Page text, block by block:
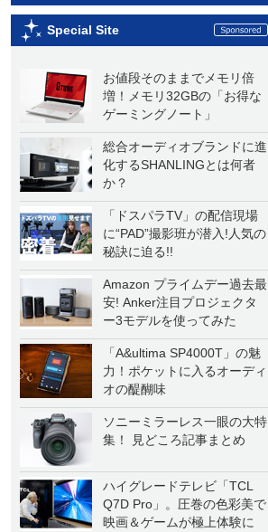
Special Site
お値段そのままでメモリ倍
増！メモリ32GBの「お得な
ゲーミングノート」
総合オーディオブランドに進
化するSHANLINGとは何者
か？
「ドスパラTV」の配信現場
に“PAD”撮影班が潜入!人気の
秘訣に迫る!!
Amazon プライムデー過去最
安! Anker注目プロジェクタ
ー3モデルを使ってみた
「A&ultima SP4000T」の魅
力！ポケットに入るオーディ
オの醍醐味
ソニーミラーレス一眼の大特
集！ 見どころ記事まとめ
ハイグレードテレビ「TCL
Q7D Pro」。圧巻の色彩美で
映画＆ゲームが極上体験に